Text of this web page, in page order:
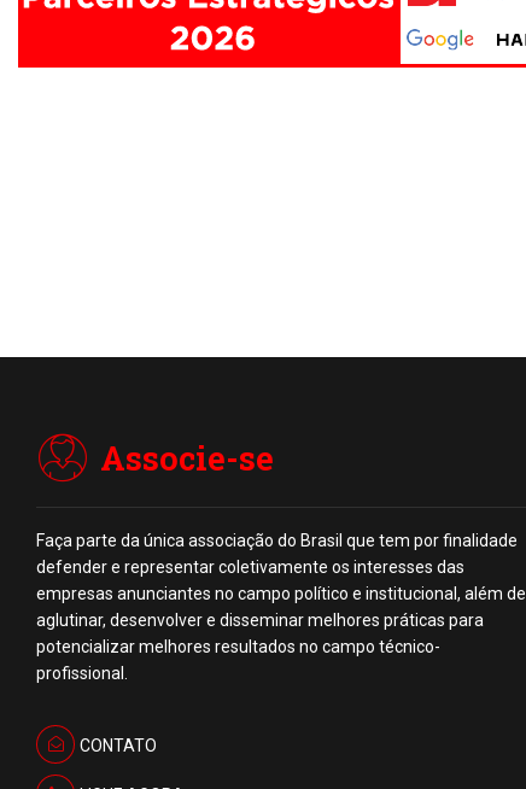
Associe-se
Faça parte da única associação do Brasil que tem por finalidade
defender e representar coletivamente os interesses das
empresas anunciantes no campo político e institucional, além de
aglutinar, desenvolver e disseminar melhores práticas para
potencializar melhores resultados no campo técnico-
profissional.
CONTATO